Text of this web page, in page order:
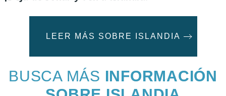
LEER MÁS SOBRE ISLANDIA
BUSCA MÁS INFORMACIÓN